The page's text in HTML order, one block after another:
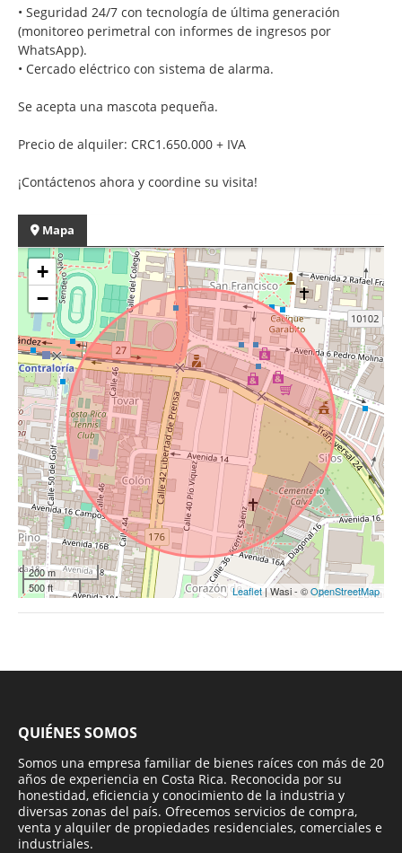
• Seguridad 24/7 con tecnología de última generación
(monitoreo perimetral con informes de ingresos por
WhatsApp).
• Cercado eléctrico con sistema de alarma.
Se acepta una mascota pequeña.
Precio de alquiler: CRC1.650.000 + IVA
¡Contáctenos ahora y coordine su visita!
Mapa
+
−
200 m
500 ft
Leaflet| Wasi - ©OpenStreetMap
QUIÉNES SOMOS
Somos una empresa familiar de bienes raíces con más de 20
años de experiencia en Costa Rica. Reconocida por su
honestidad, eficiencia y conocimiento de la industria y
diversas zonas del país. Ofrecemos servicios de compra,
venta y alquiler de propiedades residenciales, comerciales e
industriales.